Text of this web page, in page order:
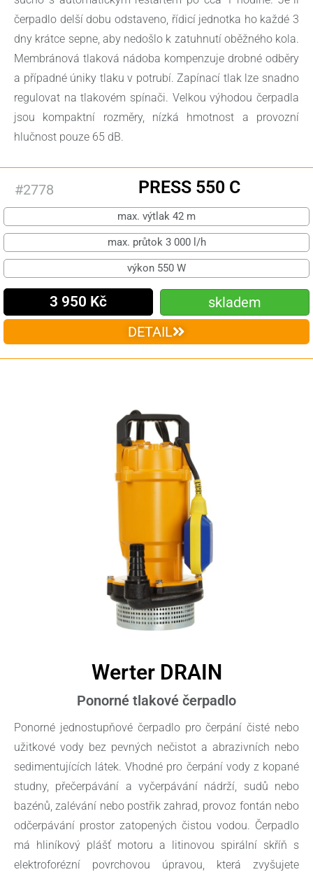
čerpadlo delší dobu odstaveno, řídicí jednotka ho každé 3
dny krátce sepne, aby nedošlo k zatuhnutí oběžného kola.
Membránová tlaková nádoba kompenzuje drobné odběry
a případné úniky tlaku v potrubí. Zapínací tlak lze snadno
regulovat na tlakovém spínači. Velkou výhodou čerpadla
jsou kompaktní rozměry, nízká hmotnost a provozní
hlučnost pouze 65 dB.
#2778 PRESS 550 C
max. výtlak 42 m
max. průtok 3 000 l/h
výkon 550 W
3 950 Kč
skladem
DETAIL
Werter DRAIN
Ponorné tlakové čerpadlo
Ponorné jednostupňové čerpadlo pro čerpání čisté nebo
užitkové vody bez pevných nečistot a abrazivních nebo
sedimentujících látek. Vhodné pro čerpání vody z kopané
studny, přečerpávání a vyčerpávání nádrží, sudů nebo
bazénů, zalévání nebo postřik zahrad, provoz fontán nebo
odčerpávání prostor zatopených čistou vodou. Čerpadlo
má hliníkový plášť motoru a litinovou spirální skříň s
elektroforézní povrchovou úpravou, která zvyšujete